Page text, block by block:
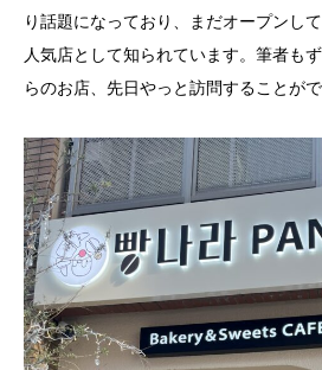
り話題になっており、まだオープンし
人気店として知られています。筆者も
らのお店、先日やっと訪問することが